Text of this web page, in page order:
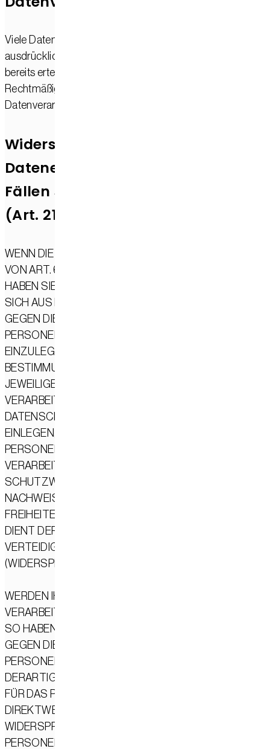
Viele Datenverarbeitungsvorgänge sind nur mit Ihrer
ausdrücklichen Einwilligung möglich. Sie können eine
bereits erteilte Einwilligung jederzeit widerrufen. Die
Rechtmäßigkeit der bis zum Widerruf erfolgten
Datenverarbeitung bleibt vom Widerruf unberührt.
Widerspruchsrecht gegen die
Datenerhebung in besonderen
Fällen sowie gegen Direktwerbung
(Art. 21 DSGVO)
WENN DIE DATENVERARBEITUNG AUF GRUNDLAGE
VON ART. 6 ABS. 1 LIT. E ODER F DSGVO ERFOLGT,
HABEN SIE JEDERZEIT DAS RECHT, AUS GRÜNDEN,
SICH AUS IHRER BESONDEREN SITUATION ERGEBEN,
GEGEN DIE VERARBEITUNG IHRER
PERSONENBEZOGENEN DATEN WIDERSPRUCH
EINZULEGEN; DIES GILT AUCH FÜR EIN AUF DIESE
BESTIMMUNGEN GESTÜTZTES PROFILING. DIE
JEWEILIGE RECHTSGRUNDLAGE, AUF DENEN EINE
VERARBEITUNG BERUHT, ENTNEHMEN SIE DIESER
DATENSCHUTZERKLÄRUNG. WENN SIE
EINLEGEN, WERDEN WIR IHRE BETROFFENEN
PERSONENBEZOGENEN DATEN NICHT MEHR
VERARBEITEN, ES SEI DENN, WIR KÖNNEN
SCHUTZWÜRDIGE GRÜNDE FÜR DIE VERARBEITUNG
NACHWEISEN, DIE IHRE INTERESSEN, RECHTE UND
FREIHEITEN ÜBERWIEGEN ODER DIE VERARBEITUNG
DIENT DER GELTENDMACHUNG, AUSÜBUNG ODER
VERTEIDIGUNG VON RECHTSANSPRÜCHEN
(WIDERSPRUCH NACH ART. 21 ABS. 1 DSGVO).
WERDEN IHRE PERSONENBEZOGENEN DATEN
VERARBEITET, UM DIREKTWERBUNG ZU BETREIBEN,
SO HABEN SIE DAS RECHT, JEDERZEIT
GEGEN DIE VERARBEITUNG SIE BETREFFENDER
PERSONENBEZOGENER DATEN ZUM ZWECKE
DERARTIGER WERBUNG EINZULEGEN; DIES GILT
FÜR DAS PROFILING, SOWEIT ES MIT SOLCHER
DIREKTWERBUNG IN VERBINDUNG STEHT. WENN SIE
WIDERSPRECHEN, WERDEN IHRE
PERSONENBEZOGENEN DATEN ANSCHLIESSEND